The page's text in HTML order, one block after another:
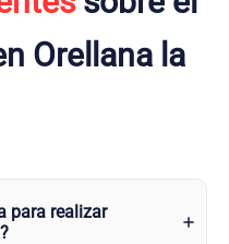
Orellana la
para realizar